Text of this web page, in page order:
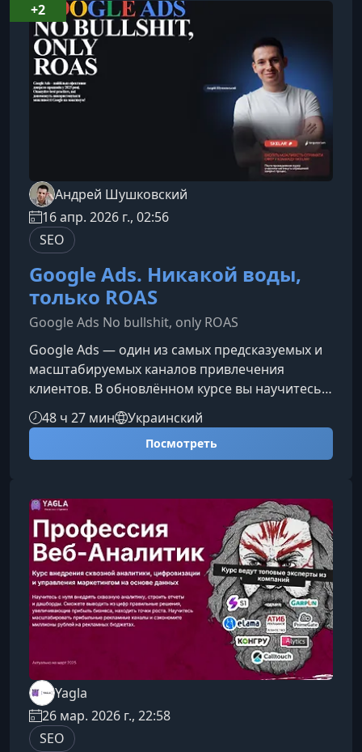
покупают.Менеджерам, стремящимся
запустить собственный проектРазработчикам,
которые хотят научиться маркетингуIT‑предпр
Андрей Шушковский
16 апр. 2026 г., 02:56
SEO
Google Ads. Никакой воды,
только ROAS
Google Ads No bullshit, only ROAS
Google Ads — один из самых предсказуемых и
масштабируемых каналов привлечения
клиентов. В обновлённом курсе вы научитесь
запускать и оптимизировать рекламные
кампании так, чтобы каждое вложение
повышало ROAS, а рекламный бюджет работал
practice‑first — вы сразу применяете знания на
практике, учитесь принимать решения на
основе данных и формируете рабочие навыки
специ
48 ч 27 мин Украинский
Посмотреть
+2
Yagla
26 мар. 2026 г., 22:58
SEO